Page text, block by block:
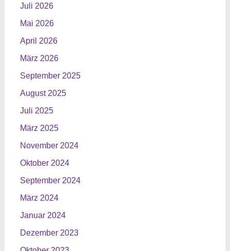
Juli 2026
Mai 2026
April 2026
März 2026
September 2025
August 2025
Juli 2025
März 2025
November 2024
Oktober 2024
September 2024
März 2024
Januar 2024
Dezember 2023